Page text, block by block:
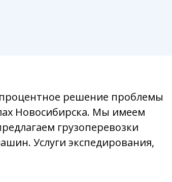
решение проблемы
Новосибирска. Мы имеем
грузоперевозки
Услуги экспедирования,